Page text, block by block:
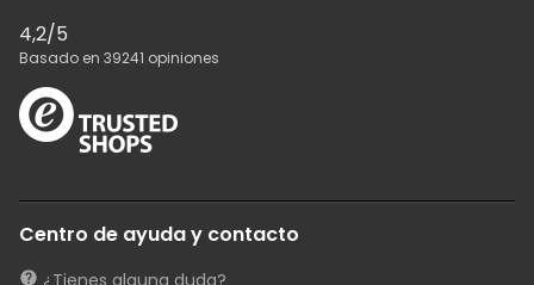
4,2/5
Basado en 39241 opiniones
Centro de ayuda y contacto
¿Tienes alguna duda?